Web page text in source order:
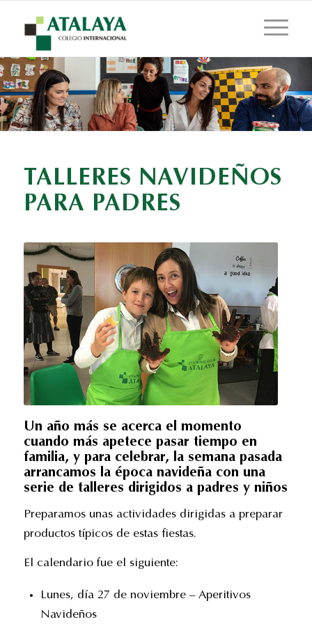
TALLERES NAVIDEÑOS
PARA PADRES
Un año más se acerca el momento
cuando más apetece pasar tiempo en
familia, y para celebrar, la semana pasada
arrancamos la época navideña con una
serie de talleres dirigidos a padres y niños
Preparamos unas actividades dirigidas a preparar
productos típicos de estas fiestas.
El calendario fue el siguiente:
Lunes, día 27 de noviembre – Aperitivos
Navideños